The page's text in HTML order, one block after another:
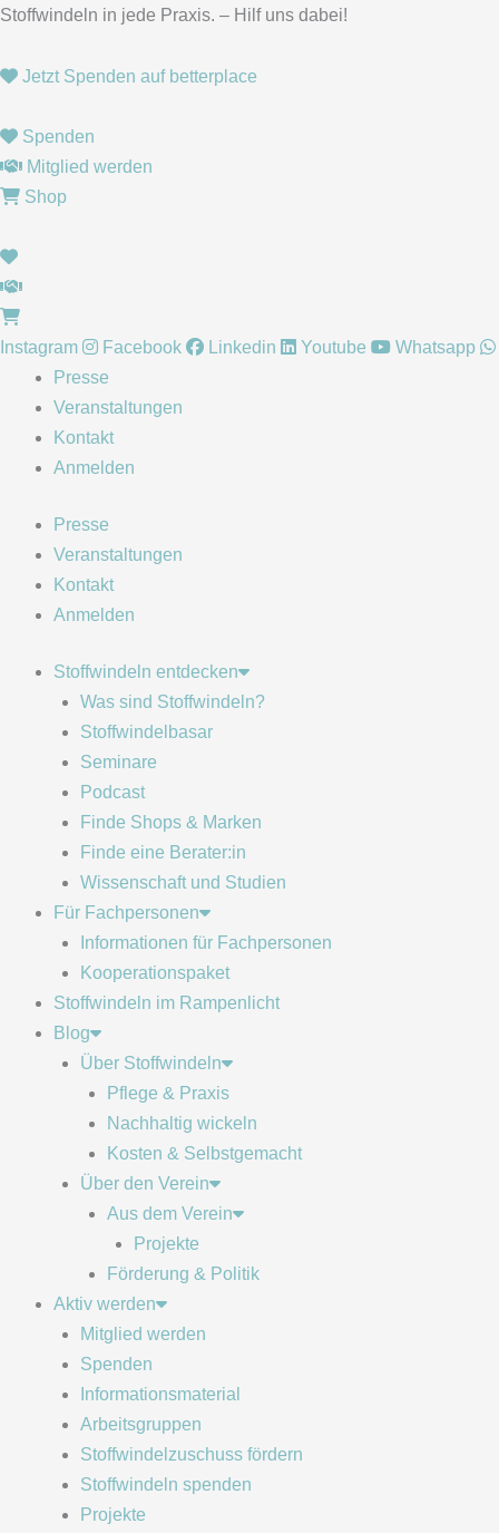
Zum
springen
Stoffwindeln in jede Praxis. – Hilf uns dabei!
Jetzt Spenden auf betterplace
Spenden
Mitglied werden
Shop
Instagram Facebook Linkedin Youtube
Whatsapp
Presse
Veranstaltungen
Kontakt
Anmelden
Presse
Veranstaltungen
Kontakt
Anmelden
Stoffwindeln entdecken
Was sind Stoffwindeln?
Stoffwindelbasar
Seminare
Podcast
Finde Shops & Marken
Finde eine Berater:in
Wissenschaft und Studien
Für Fachpersonen
Informationen für Fachpersonen
Kooperationspaket
Stoffwindeln im Rampenlicht
Blog
Über Stoffwindeln
Pflege & Praxis
Nachhaltig wickeln
Kosten & Selbstgemacht
Über den Verein
Aus dem Verein
Projekte
Förderung & Politik
Aktiv werden
Mitglied werden
Spenden
Informationsmaterial
Arbeitsgruppen
Stoffwindelzuschuss fördern
Stoffwindeln spenden
Projekte